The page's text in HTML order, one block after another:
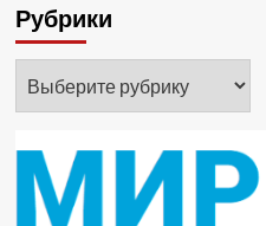
Рубрики